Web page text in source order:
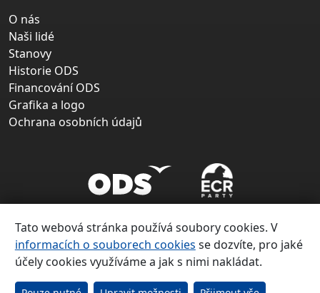
O nás
Naši lidé
Stanovy
Historie ODS
Financování ODS
Grafika a logo
Ochrana osobních údajů
Copyright ©
Občanská demokratická strana 1991 – 2026
Tato webová stránka používá soubory cookies. V
informacích o souborech cookies se dozvíte, pro jaké
účely cookies využíváme a jak s nimi nakládat.